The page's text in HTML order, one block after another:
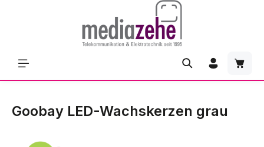
Goobay LED-Wachskerzen grau